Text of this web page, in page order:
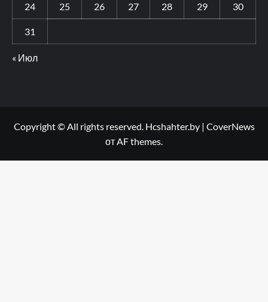
24 25 26 27 28 29 30
31
« Июл
Copyright © All rights reserved. Hcshahter.by | CoverNews
от AF themes.